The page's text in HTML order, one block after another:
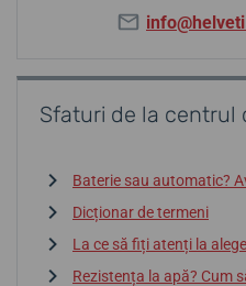
Sfaturi de la centrul
Baterie sau automatic?
Dicționar de termeni
La ce să fiți atenți la
Rezistența la apă? Cum